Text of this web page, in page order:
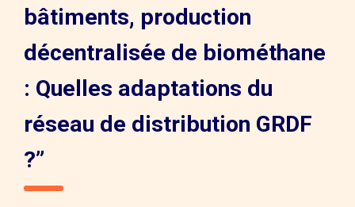
bâtiments, production
décentralisée de biométhane
: Quelles adaptations du
réseau de distribution GRDF
?”